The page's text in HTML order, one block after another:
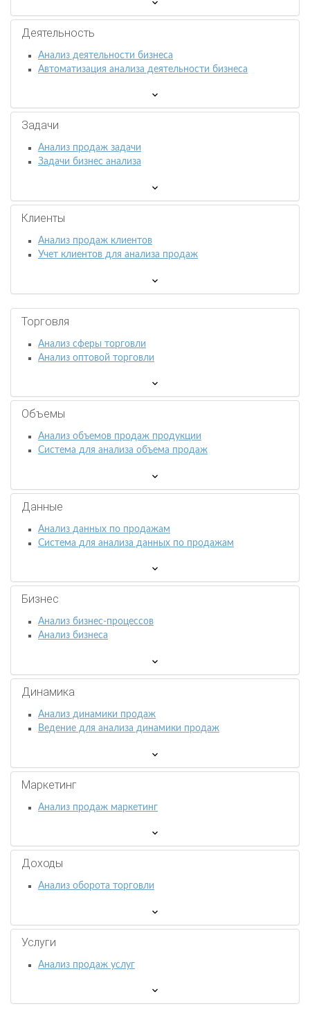
Деятельность
Анализ деятельности бизнеса
Автоматизация анализа деятельности бизнеса
Задачи
Анализ продаж задачи
Задачи бизнес анализа
Клиенты
Анализ продаж клиентов
Учет клиентов для анализа продаж
Торговля
Анализ сферы торговли
Анализ оптовой торговли
Объемы
Анализ объемов продаж продукции
Система для анализа объема продаж
Данные
Анализ данных по продажам
Система для анализа данных по продажам
Бизнес
Анализ бизнес-процессов
Анализ бизнеса
Динамика
Анализ динамики продаж
Ведение для анализа динамики продаж
Маркетинг
Анализ продаж маркетинг
Доходы
Анализ оборота торговли
Услуги
Анализ продаж услуг